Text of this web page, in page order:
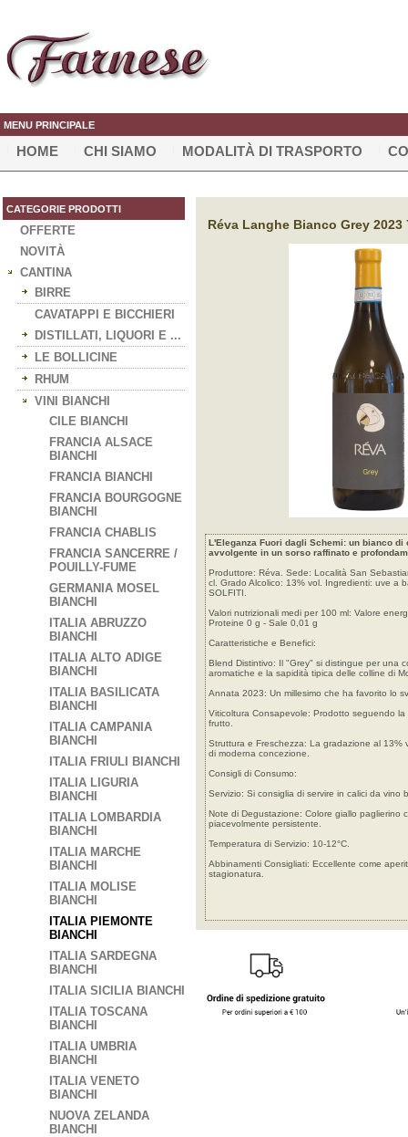
MENU PRINCIPALE
HOME CHI SIAMO MODALITÀ DI TRASPORTO
CATEGORIE PRODOTTI
OFFERTE
NOVITÀ
CANTINA
BIRRE
CAVATAPPI E BICCHIERI
DISTILLATI, LIQUORI E ...
LE BOLLICINE
RHUM
VINI BIANCHI
CILE BIANCHI
FRANCIA ALSACE
BIANCHI
FRANCIA BIANCHI
FRANCIA BOURGOGNE
BIANCHI
FRANCIA CHABLIS
FRANCIA SANCERRE /
POUILLY-FUME
GERMANIA MOSEL
BIANCHI
ITALIA ABRUZZO
BIANCHI
ITALIA ALTO ADIGE
BIANCHI
ITALIA BASILICATA
BIANCHI
ITALIA CAMPANIA
BIANCHI
ITALIA FRIULI BIANCHI
ITALIA LIGURIA
BIANCHI
ITALIA LOMBARDIA
BIANCHI
ITALIA MARCHE
BIANCHI
ITALIA MOLISE
BIANCHI
ITALIA PIEMONTE
BIANCHI
ITALIA SARDEGNA
BIANCHI
ITALIA SICILIA BIANCHI
ITALIA TOSCANA
BIANCHI
ITALIA UMBRIA
BIANCHI
ITALIA VENETO
BIANCHI
NUOVA ZELANDA
BIANCHI
Réva Langhe Bianco Grey 2023
L'Eleganza Fuori dagli Schemi: un bianco
avvolgente in un sorso raffinato e
Produttore: Réva. Sede: Località San
cl. Grado Alcolico: 13% vol. Ingredienti: uve a
SOLFITI.
Valori nutrizionali medi per 100 ml: Valore
Proteine 0 g - Sale 0,01 g
Caratteristiche e Benefici:
Blend Distintivo: Il "Grey" si distingue per una
aromatiche e la sapidità tipica delle colline di
Annata 2023: Un millesimo che ha favorito lo
Viticoltura Consapevole: Prodotto seguendo
frutto.
Struttura e Freschezza: La gradazione al
di moderna concezione.
Consigli di Consumo:
Servizio: Si consiglia di servire in calici da
Note di Degustazione: Colore giallo paglierino
piacevolmente persistente.
Temperatura di Servizio: 10-12°C.
Abbinamenti Consigliati: Eccellente come
stagionatura.